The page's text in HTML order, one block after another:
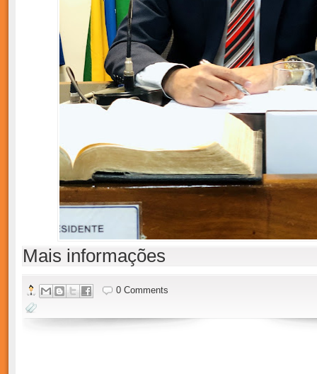
Mais informações
0 Comments